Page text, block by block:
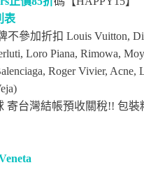
表
不參加折扣 Louis Vuitton,
Loro Piana, Rimowa,
Roger Vivier, Acne,
寄台灣結帳預收關稅!! 包裝